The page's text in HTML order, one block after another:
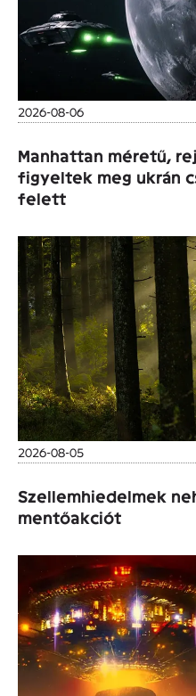
2026-08-06
Manhattan méretű,
figyeltek meg ukrán
felett
2026-08-05
Szellemhiedelmek
mentőakciót